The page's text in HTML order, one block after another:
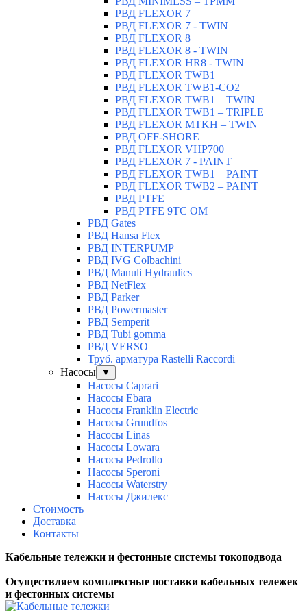
РВД FLEXOR 7
РВД FLEXOR 7 - TWIN
РВД FLEXOR 8
РВД FLEXOR 8 - TWIN
РВД FLEXOR HR8 - TWIN
РВД FLEXOR TWB1
РВД FLEXOR TWB1-CO2
РВД FLEXOR TWB1 – TWIN
РВД FLEXOR TWB1 – TRIPLE
РВД FLEXOR MTKH – TWIN
РВД OFF-SHORE
РВД FLEXOR VHP700
РВД FLEXOR 7 - PAINT
РВД FLEXOR TWB1 – PAINT
РВД FLEXOR TWB2 – PAINT
РВД PTFE
РВД PTFE 9TC OM
РВД Gates
РВД Hansa Flex
РВД INTERPUMP
РВД IVG Colbachini
РВД Manuli Hydraulics
РВД NetFlex
РВД Parker
РВД Powermaster
РВД Semperit
РВД Tubi gomma
РВД VERSO
Труб. арматура Rastelli Raccordi
Насосы
▼
Насосы Caprari
Насосы Ebara
Насосы Franklin Electric
Насосы Grundfos
Насосы Linas
Насосы Lowara
Насосы Pedrollo
Насосы Speroni
Насосы Waterstry
Насосы Джилекс
Стоимость
Доставка
Контакты
Кабельные тележки и фестонные системы токоподвода
Осуществляем комплексные поставки кабельных тележек
и фестонных системы